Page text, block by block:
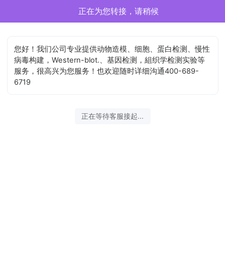
正在为您转接，请稍候
您好！我们公司专业提供动物造模、细胞、蛋白检测、慢性
病毒构建，Western-blot.、基因检测，組织学检测实验等
服务，很高兴为您服务！也欢迎随时详细沟通400-689-
6719
正在等待客服接起...